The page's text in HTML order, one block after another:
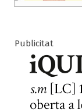
Publicitat